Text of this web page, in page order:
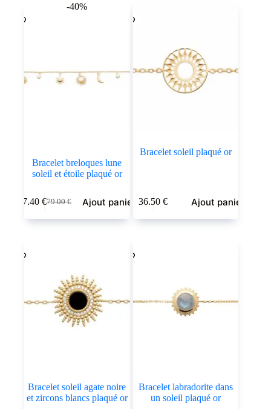
-40%
Bracelet breloques lune
soleil et étoile plaqué or
79.00€
Le
prix
47.40€Le
prix
Ajout panier
Bracelet soleil plaqué or
36.50€ Ajout panier
Bracelet soleil agate noire
et zircons blancs plaqué or
Bracelet labradorite dans
un soleil plaqué or